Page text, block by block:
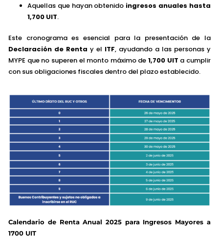
Aquellas que hayan obtenido ingresos anuales hasta
1,700 UIT.
Este cronograma es esencial para la presentación de la
Declaración de Renta y el ITF, ayudando a las personas y
MYPE que no superen el monto máximo de 1,700 UIT a cumplir
con sus obligaciones fiscales dentro del plazo establecido.
Calendario de Renta Anual 2025 para Ingresos Mayores a
1700 UIT